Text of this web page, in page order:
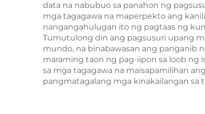
data na nabubuo sa panahon ng
mga tagagawa na maperpekto ang
nangangahulugan ito ng pagtaas ng
Tumutulong din ang pagsusuri upang
mundo, na binabawasan ang panganib
maraming taon ng pag-iipon sa loob ng
sa mga tagagawa na maisapamilihan
pangmatagalang mga kinakailangan sa